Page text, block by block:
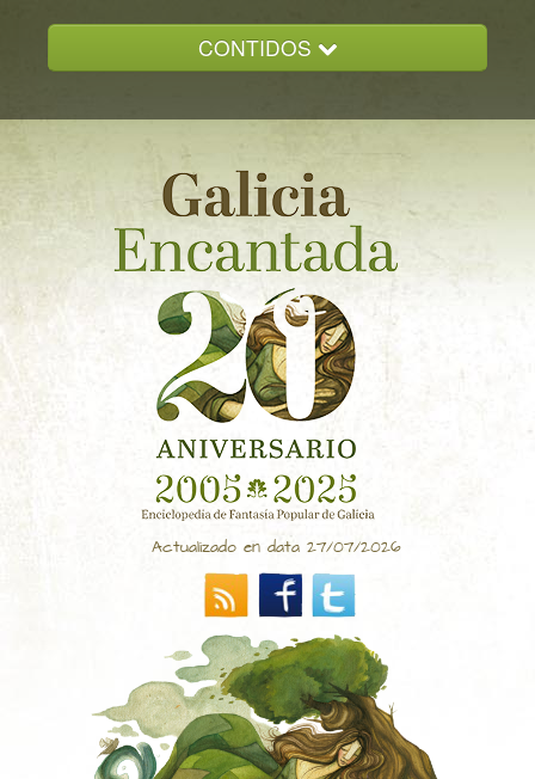
CONTIDOS
GALICIA ENCANTADA
DOCUMENTACION
NOVAS
CONTACTO
Actualizado en data 27/07/2026